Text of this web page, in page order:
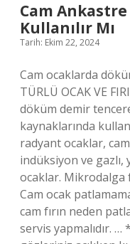
Cam
Kullanılır Mı
Tarih: Ekim 22, 2024
Cam ocaklarda
TÜRLÜ OCAK VE
döküm demir
kaynaklarında
radyant ocaklar,
indüksiyon ve gazlı,
ocaklar. Mikrodalga
Cam ocak
cam fırın neden
servis yapmalıdır. …